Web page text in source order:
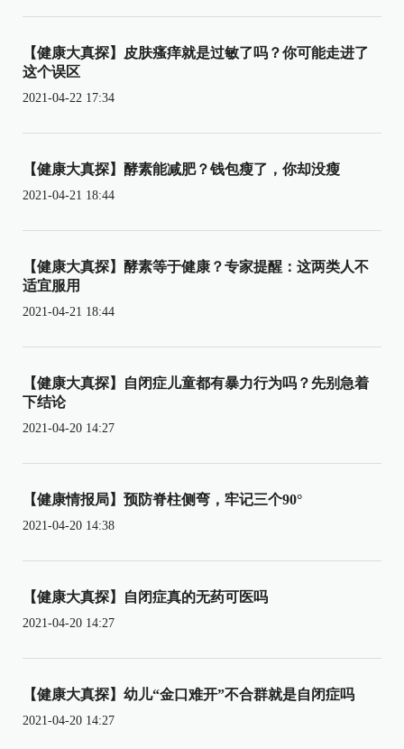
【健康大真探】皮肤瘙痒就是过敏了吗？你可能走进了
这个误区
2021-04-22 17:34
【健康大真探】酵素能减肥？钱包瘦了，你却没瘦
2021-04-21 18:44
【健康大真探】酵素等于健康？专家提醒：这两类人不
适宜服用
2021-04-21 18:44
【健康大真探】自闭症儿童都有暴力行为吗？先别急着
下结论
2021-04-20 14:27
【健康情报局】预防脊柱侧弯，牢记三个90°
2021-04-20 14:38
【健康大真探】自闭症真的无药可医吗
2021-04-20 14:27
【健康大真探】幼儿“金口难开”不合群就是自闭症吗
2021-04-20 14:27